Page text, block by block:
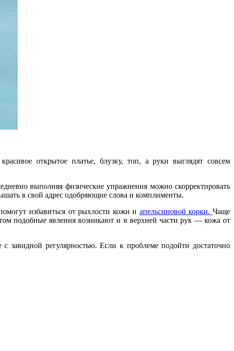
открытое платье, блузку, топ, а руки выглядят совсем
выполняя физические упражнения можно скорректировать
в свой адрес одобряющие слова и комплименты.
избавиться от рыхлости кожи и апельсиновой корки.Чаще
подобные явления возникают и в верхней части рук — кожа от
завидной регулярностью. Если к проблеме подойти достаточно